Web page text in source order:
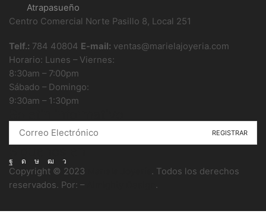
Atrapasueño
Centro Comercial Norte Pasillo 8, Local 251
Telf.: 784 40804 E-mail: ventas@marielajoyeria.com
Horario: Lunes – Viernes:
8:30am – 7:00pm
Sábado – Domingo:
9:30am – 1:30pm
Facebook
Instagram
Tik-
tok
YoutubeTelegram
Copyright © 2023
. Todos los derechos
reservados. Por: –
.